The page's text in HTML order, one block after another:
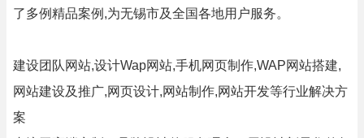
了多例精品案例,为无锡市及全国各地用户服务。
建设团队网站,设计Wap网站,手机网页制作,WAP网站搭建,
网站建设及推广,网页设计,网站制作,网站开发等行业解决方
案